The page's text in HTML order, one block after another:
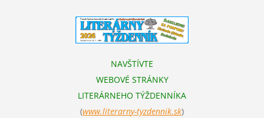
Cifrová
NAVŠTÍVTE
WEBOVÉ STRÁNKY
LITERÁRNEHO TÝŽDENNÍKA
(www.literarny-tyzdennik.sk)